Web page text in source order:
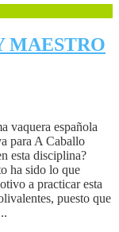
MAESTRO
vaquera española
para A Caballo
esta disciplina?
ha sido lo que
a practicar esta
puesto que